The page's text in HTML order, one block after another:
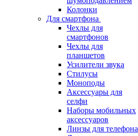
Колонки
Для смартфона
Чехлы для
смартфонов
Чехлы для
планшетов
Усилители звука
Стилусы
Моноподы
Аксессуары для
селфи
Наборы мобильных
аксессуаров
Линзы для телефона